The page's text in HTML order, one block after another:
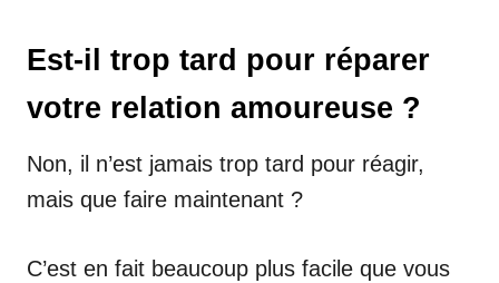
Est-il trop tard pour réparer
votre relation amoureuse ?
Non, il n’est jamais trop tard pour réagir,
mais que faire maintenant ?
C’est en fait beaucoup plus facile que vous